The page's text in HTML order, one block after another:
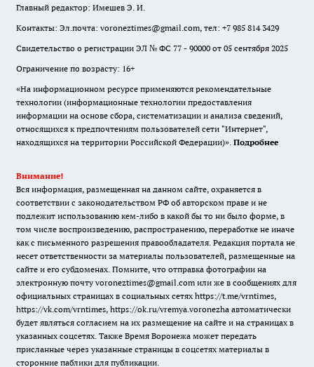
Главный редактор: Имешев Э. И.
Контакты: Эл.почта: voroneztimes@gmail.com, тел: +7 985 814 3429
Свидетельство о регистрации ЭЛ № ФС 77 - 90000 от 05 сентября 2025
Ограничение по возрасту: 16+
«На информационном ресурсе применяются рекомендательные
технологии (информационные технологии предоставления
информации на основе сбора, систематизации и анализа сведений,
относящихся к предпочтениям пользователей сети "Интернет",
находящихся на территории Российской Федерации)». Подробнее
Внимание!
Вся информация, размещенная на данном сайте, охраняется в
соответствии с законодательством РФ об авторском праве и не
подлежит использованию кем-либо в какой бы то ни было форме, в
том числе воспроизведению, распространению, переработке не иначе
как с письменного разрешения правообладателя. Редакция портала не
несет ответственности за материалы пользователей, размещенные на
сайте и его субдоменах. Помните, что отправка фотографии на
электронную почту voroneztimes@gmail.com или же в сообщениях для
официальных страницах в социальных сетях https://t.me/vrntimes,
https://vk.com/vrntimes, https://ok.ru/vremya.voronezha автоматически
будет являться согласием на их размещение на сайте и на страницах в
указанных соцсетях. Также Время Воронежа может передать
присланные через указанные страницы в соцсетях материалы в
сторонние паблики для публикации.